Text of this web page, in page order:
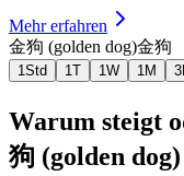
Mehr erfahren
金狗 (golden dog)金狗
1Std 1T 1W 1M
Warum steigt
狗 (golden